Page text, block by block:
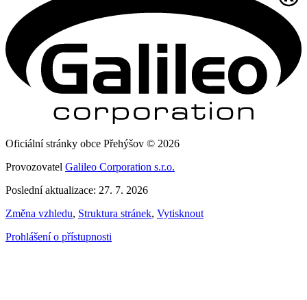
Oficiální stránky obce Přehýšov © 2026
Provozovatel Galileo Corporation s.r.o.
Poslední aktualizace: 27. 7. 2026
Změna vzhledu, Struktura stránek, Vytisknout
Prohlášení o přístupnosti